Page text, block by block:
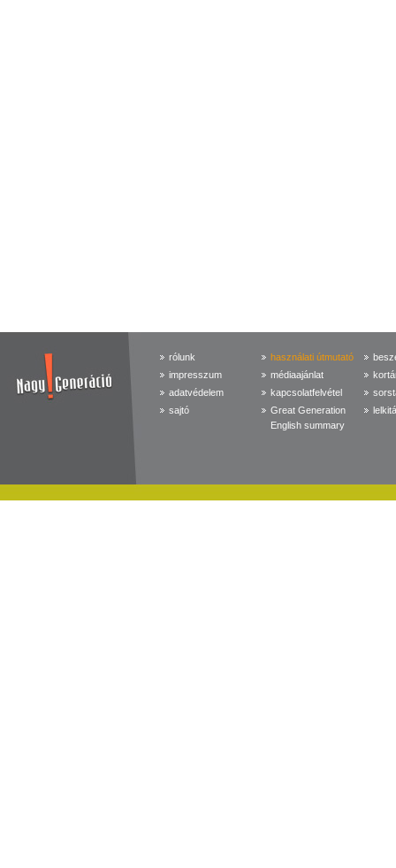
rólunk
impresszum
adatvédelem
sajtó
használati útmutató
médiaajánlat
kapcsolatfelvétel
Great Generation
English summary